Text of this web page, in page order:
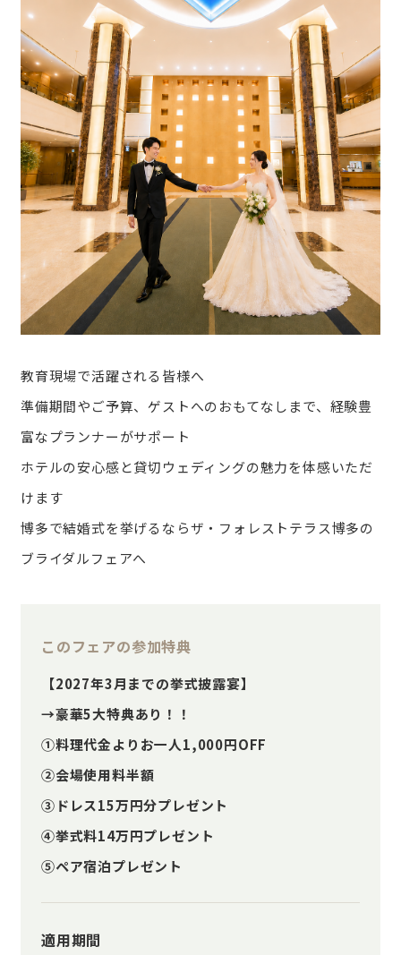
教育現場で活躍される皆様へ
準備期間やご予算、ゲストへのおもてなしまで、経験豊
富なプランナーがサポート
ホテルの安心感と貸切ウェディングの魅力を体感いただ
けます
博多で結婚式を挙げるならザ・フォレストテラス博多の
ブライダルフェアへ
このフェアの参加特典
【2027年3月までの挙式披露宴】
→豪華5大特典あり！！
①料理代金よりお一人1,000円OFF
②会場使用料半額
③ドレス15万円分プレゼント
④挙式料14万円プレゼント
⑤ペア宿泊プレゼント
適用期間